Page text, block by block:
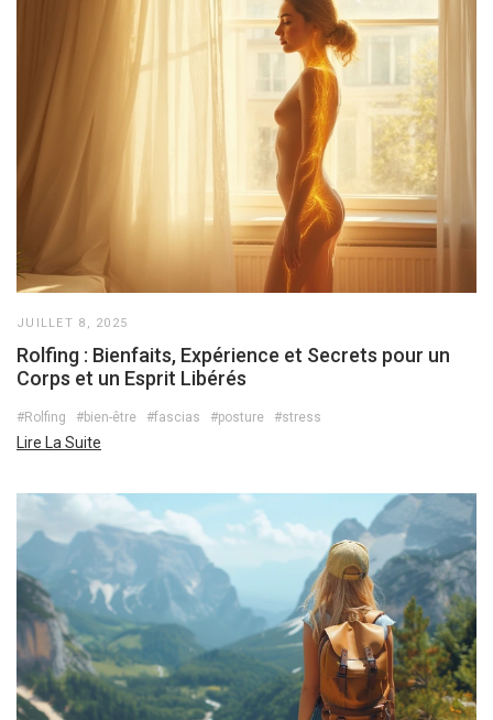
JUILLET 8, 2025
Rolfing : Bienfaits, Expérience et Secrets pour un
Corps et un Esprit Libérés
#Rolfing #bien-être #fascias #posture #stress
Lire La Suite